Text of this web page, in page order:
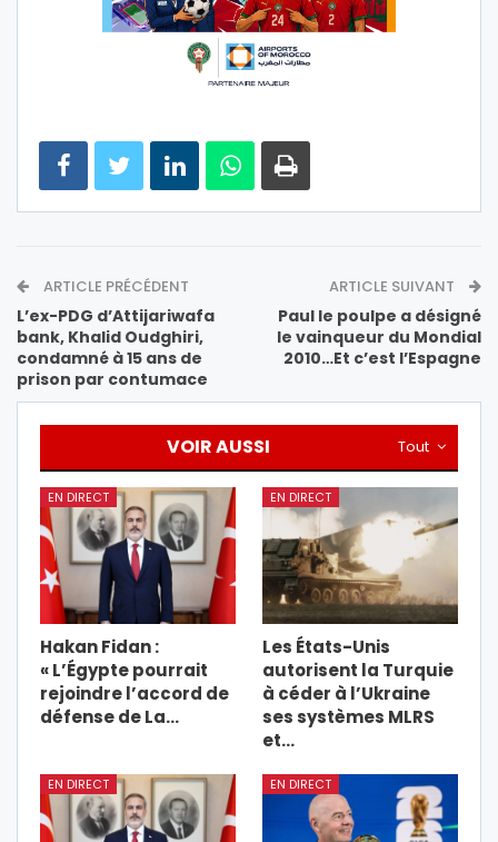
ARTICLE PRÉCÉDENT
L’ex-PDG d’Attijariwafa
bank, Khalid Oudghiri,
condamné à 15 ans de
prison par contumace
ARTICLE SUIVANT
Paul le poulpe a désigné
le vainqueur du Mondial
2010…Et c’est l’Espagne
Tout
VOIR AUSSI
EN DIRECT
Hakan Fidan :
« L’Égypte pourrait
rejoindre l’accord de
défense de La…
EN DIRECT
Les États-Unis
autorisent la Turquie
à céder à l’Ukraine
ses systèmes MLRS
et…
EN DIRECT EN DIRECT